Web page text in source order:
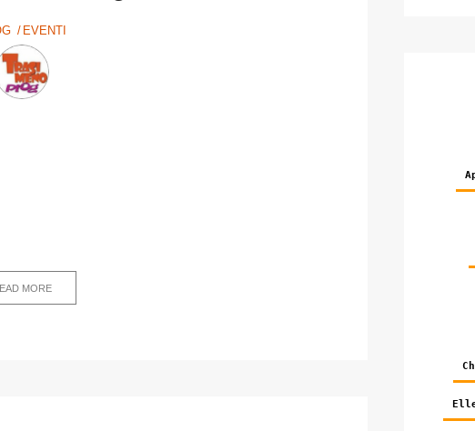
EVENTI
MORE